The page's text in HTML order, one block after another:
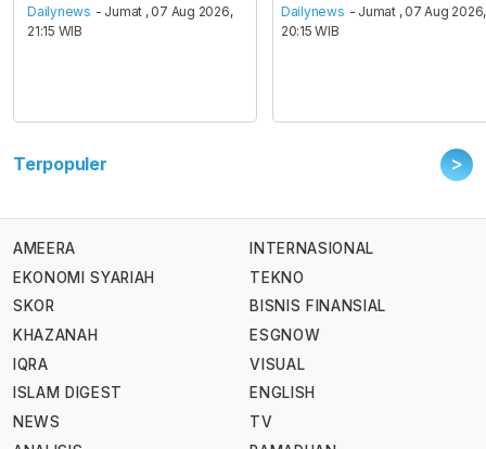
Dailynews - Jumat , 07 Aug 2026,
21:15 WIB
Dailynews - Jumat , 07 Aug 2026,
20:15 WIB
Terpopuler >
AMEERA
EKONOMI SYARIAH
SKOR
KHAZANAH
IQRA
ISLAM DIGEST
NEWS
INTERNASIONAL
TEKNO
BISNIS FINANSIAL
ESGNOW
VISUAL
ENGLISH
TV